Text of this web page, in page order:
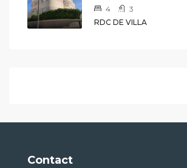
4
3
RDC DE VILLA
Contact